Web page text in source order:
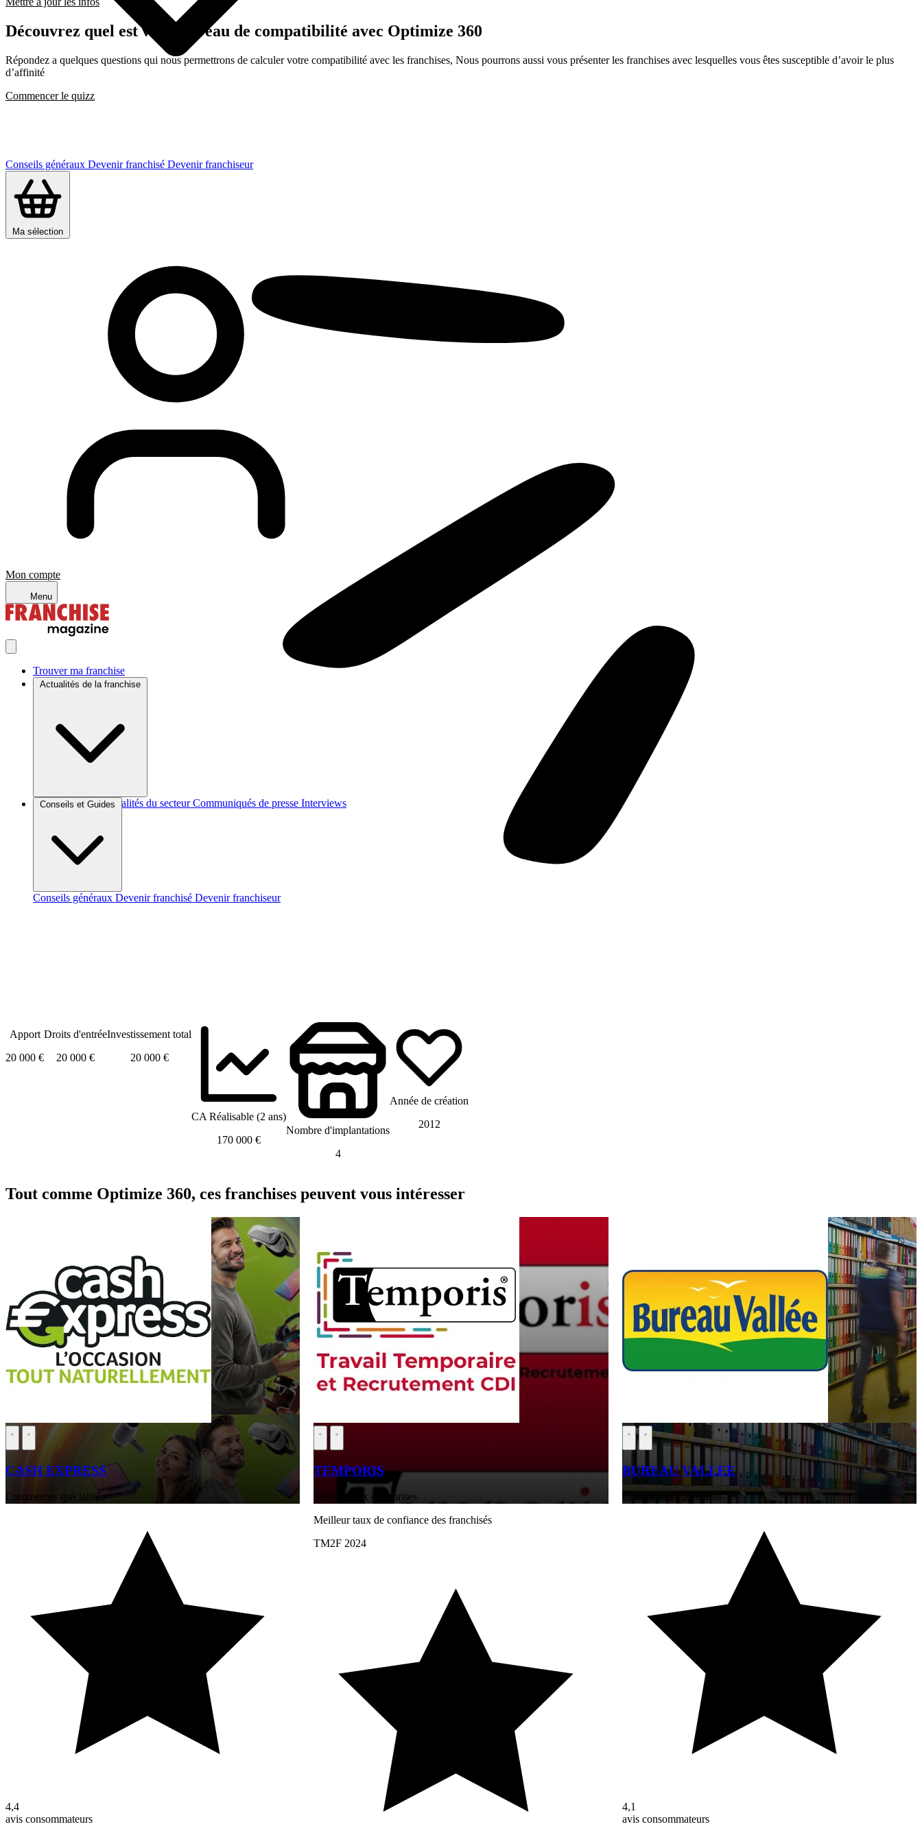
Conseils généraux Devenir franchisé Devenir franchiseur
Ma sélection
Mon compte
Menu
Trouver ma franchise
Actualités de la franchise
Brèves et actus Actualités du secteur Communiqués de presse Interviews
Conseils et Guides
Conseils généraux Devenir franchisé Devenir franchiseur
Découvrez quel est votre niveau de compatibilité avec Optimize 360
Répondez a quelques questions qui nous permettrons de calculer votre compatibilité avec les franchises, Nous pourrons aussi vous présenter les franchises avec lesquelles vous êtes susceptible d’avoir le plus
d’affinité
Commencer le quizz
Apport
20 000 €
Droits d'entrée
20 000 €
Investissement total
20 000 €
CA Réalisable (2 ans)
170 000 €
Nombre d'implantations
4
Année de création
2012
Tout comme Optimize 360, ces franchises peuvent vous intéresser
CASH EXPRESS
Commerces spécialisés
4,4
avis consommateurs
TEMPORIS
Services aux entreprises
Meilleur taux de confiance des franchisés
TM2F 2024
BUREAU VALLEE
Commerces spécialisés
4,1
avis consommateurs